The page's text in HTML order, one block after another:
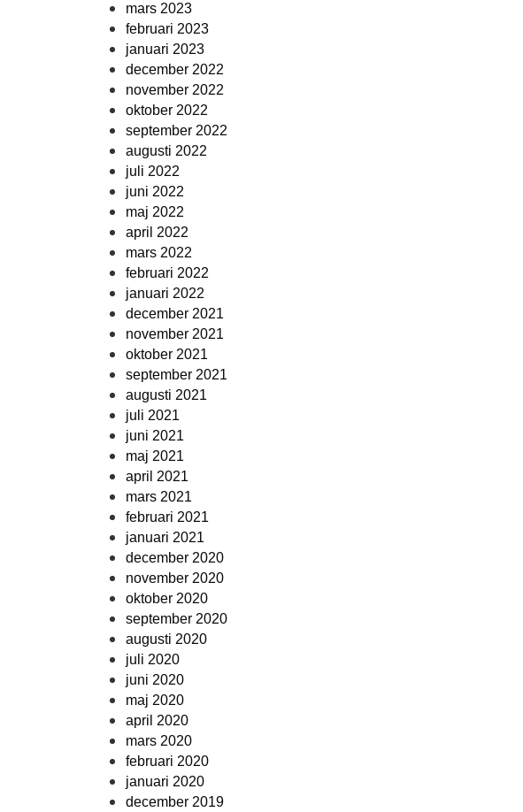
mars 2023
februari 2023
januari 2023
december 2022
november 2022
oktober 2022
september 2022
augusti 2022
juli 2022
juni 2022
maj 2022
april 2022
mars 2022
februari 2022
januari 2022
december 2021
november 2021
oktober 2021
september 2021
augusti 2021
juli 2021
juni 2021
maj 2021
april 2021
mars 2021
februari 2021
januari 2021
december 2020
november 2020
oktober 2020
september 2020
augusti 2020
juli 2020
juni 2020
maj 2020
april 2020
mars 2020
februari 2020
januari 2020
december 2019